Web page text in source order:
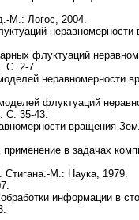
М.: Логос, 2004.
неравномерности
флуктуаций
С. 2-7.
неравномерности
флуктуаций
С. 35-43.
вращения
в задачах
М.: Наука, 1979.
информации в